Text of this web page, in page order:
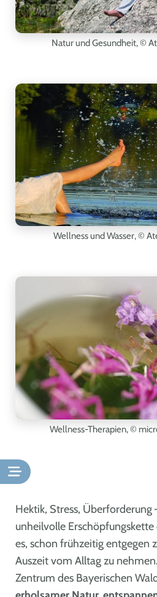
Natur und Gesundheit,©
Wellness und Wasser,©
Wellness-Therapien,©
Hektik, Stress, Überforderung
unheilvolle
es, schon frühzeitig entgegen
Auszeit vom Alltag zu nehmen.
Zentrum des Bayerischen